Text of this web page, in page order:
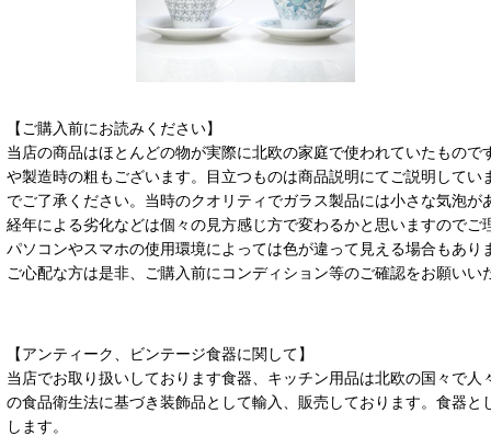
【ご購入前にお読みください】
当店の商品はほとんどの物が実際に北欧の家庭で使われていたもの
や製造時の粗もございます。目立つものは商品説明にてご説明して
でご了承ください。当時のクオリティでガラス製品には小さな気泡が
経年による劣化などは個々の見方感じ方で変わるかと思いますのでご
パソコンやスマホの使用環境によっては色が違って見える場合もあ
ご心配な方は是非、ご購入前にコンディション等のご確認をお願い
【アンティーク、ビンテージ食器に関して】
当店でお取り扱いしております食器、キッチン用品は北欧の国々で
の食品衛生法に基づき装飾品として輸入、販売しております。食器
します。